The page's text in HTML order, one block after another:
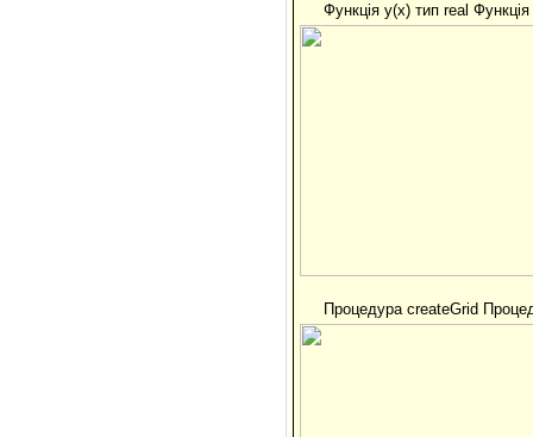
Функція y(x) тип real
Процедура createGrid